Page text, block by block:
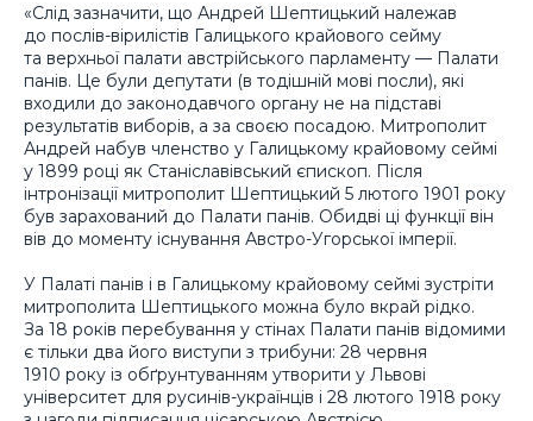
«Слід зазначити, що Андрей Шептицький належав
до послів-вірилістів Галицького крайового сейму
та верхньої палати австрійського парламенту — Палати
панів. Це були депутати (в тодішній мові посли), які
входили до законодавчого органу не на підставі
результатів виборів, а за своєю посадою. Митрополит
Андрей набув членство у Галицькому крайовому сеймі
у 1899 році як Станіславівський єпископ. Після
інтронізації митрополит Шептицький 5 лютого 1901 року
був зарахований до Палати панів. Обидві ці функції він
вів до моменту існування Австро-Угорської імперії.
У Палаті панів і в Галицькому крайовому сеймі зустріти
митрополита Шептицького можна було вкрай рідко.
За 18 років перебування у стінах Палати панів відомими
є тільки два його виступи з трибуни: 28 червня
1910 року із обґрунтуванням утворити у Львові
університет для русинів-українців і 28 лютого 1918 року